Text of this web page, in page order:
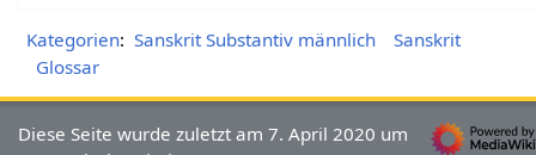
Kategorien: Sanskrit Substantiv männlich
Sanskrit
Glossar
Diese Seite wurde zuletzt am 7. April 2020 um